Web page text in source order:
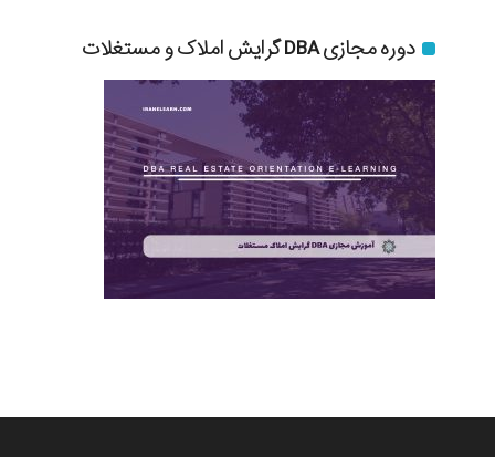
دوره مجازی DBA گرایش املاک و مستغلات